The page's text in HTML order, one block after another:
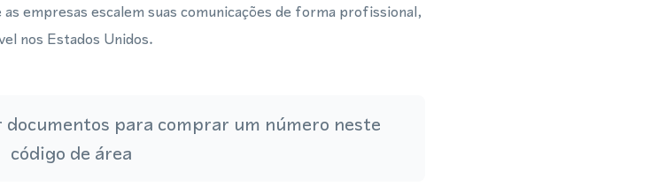
empresas escalem suas comunicações de forma profissional,
nos Estados Unidos.
para comprar um número neste
código de área